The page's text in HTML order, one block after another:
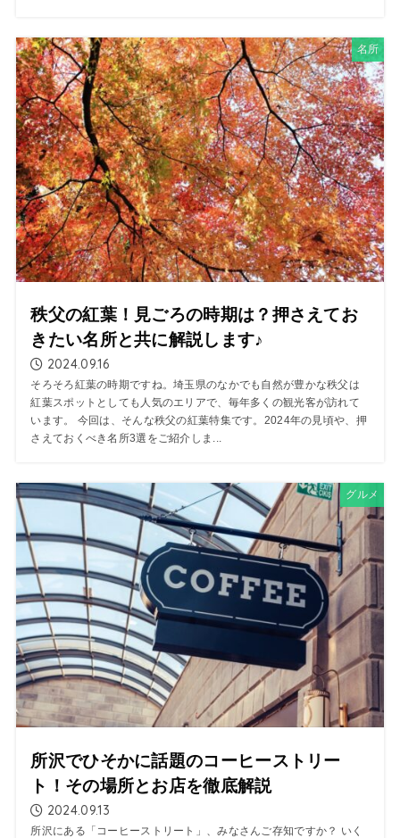
名所
秩父の紅葉！見ごろの時期は？押さえてお
きたい名所と共に解説します♪
2024.09.16
そろそろ紅葉の時期ですね。埼玉県のなかでも自然が豊かな秩父は
紅葉スポットとしても人気のエリアで、毎年多くの観光客が訪れて
います。 今回は、そんな秩父の紅葉特集です。2024年の見頃や、押
さえておくべき名所3選をご紹介しま...
グルメ
所沢でひそかに話題のコーヒーストリー
ト！その場所とお店を徹底解説
2024.09.13
所沢にある「コーヒーストリート」、みなさんご存知ですか？ いく